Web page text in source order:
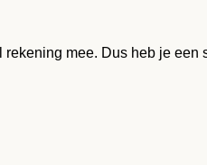
mee. Dus heb je